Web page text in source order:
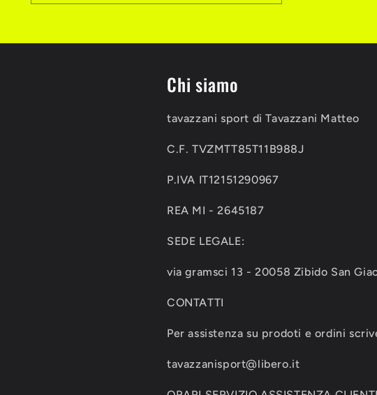
Chi siamo
tavazzani sport di Tavazzani Matteo
C.F. TVZMTT85T11B988J
P.IVA IT12151290967
REA MI - 2645187
SEDE LEGALE:
via gramsci 13 - 20058 Zibido San
CONTATTI
Per assistenza su prodoti e ordini
tavazzanisport@libero.it